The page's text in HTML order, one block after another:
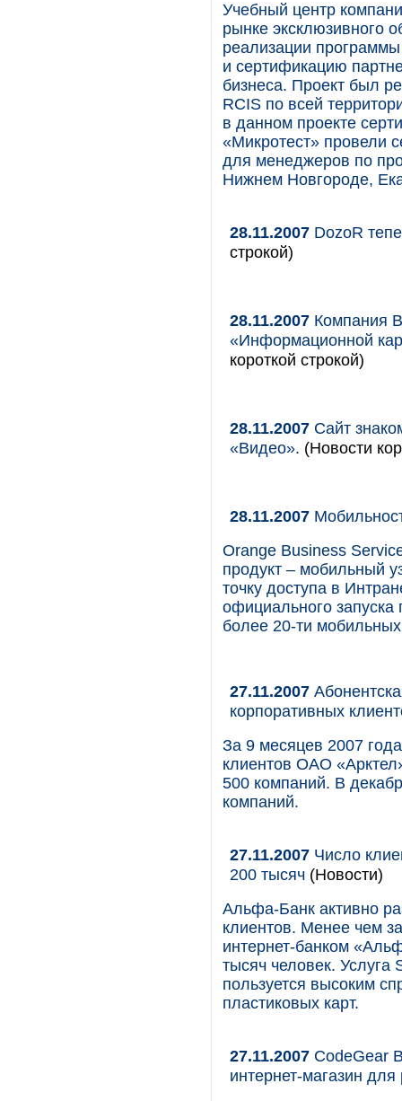
Учебный центр
рынке эксклюзивного
реализации
и сертификацию
бизнеса. Проект был
RCIS по всей
в данном проекте
«Микротест» провели
для менеджеров по
Нижнем Новгороде,
28.11.2007 DozoR
строкой)
28.11.2007 Компания
«Информационной
короткой строкой)
28.11.2007 Сайт
«Видео». (Новости
28.11.2007
Orange Business
продукт – мобильный
точку доступа в
официального запуска
более 20-ти
27.11.2007
корпоративных
За 9 месяцев 2007
клиентов ОАО
500 компаний. В
компаний.
27.11.2007 Число
200 тысяч (Новости)
Альфа-Банк активно
клиентов. Менее чем
интернет-банком
тысяч человек.
пользуется высоким
пластиковых карт.
27.11.2007 CodeGear
интернет-магазин